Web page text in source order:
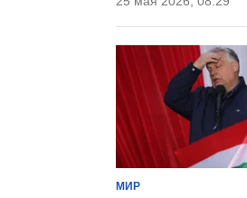
МИР